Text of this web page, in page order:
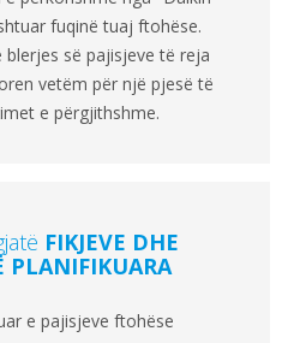
fuqinë tuaj ftohëse.
së pajisjeve të reja
vetëm për një pjesë të
e përgjithshme.
FIKJEVE DHE
PLANIFIKUARA
e pajisjeve ftohëse